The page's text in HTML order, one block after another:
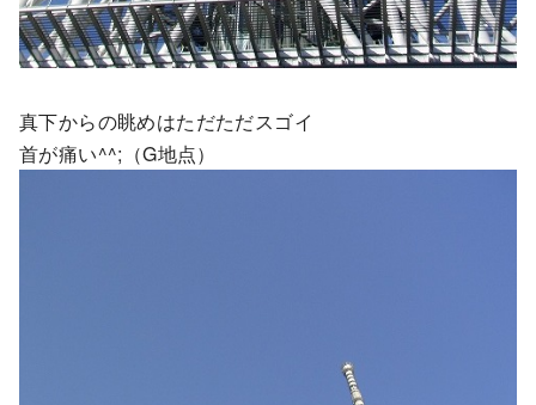
真下からの眺めはただただスゴイ
首が痛い^^;（G地点）